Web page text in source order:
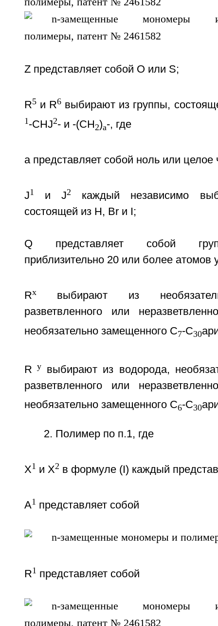
Z представляет собой О или S;
R5и R6выбирают из группы,
1-CHJ2- и -(СН 2)а-, где
а представляет собой ноль или целое
J1 и J2
каждый независимо
состоящей из Н, Br и I;
Q представляет собой
приблизительно 20 или более атомов
Rxвыбирают из
разветвленного или
необязательно замещенного С7-С30
R yвыбирают из водорода,
разветвленного или
необязательно замещенного С6-С30
2. Полимер по п.1, где
Х1 и Х2 в формуле (I) каждый
А1 представляет собой
R1 представляет собой